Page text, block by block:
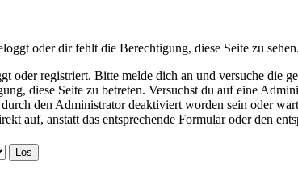
oder dir fehlt die Berechtigung, diese Seite zu
oder registriert. Bitte melde dich an und versuche die
diese Seite zu betreten. Versuchst du auf eine
den Administrator deaktiviert worden sein oder
auf, anstatt das entsprechende Formular oder den